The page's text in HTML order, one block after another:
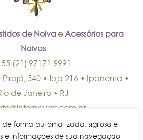
de forma automatizada, sigilosa e
e informações de sua navegação
de Noiva e Acessórios para
Noivas
55 (21) 97171-9991
Pirajá, 540 • loja 216 • Ipanema •
de Janeiro• RJ